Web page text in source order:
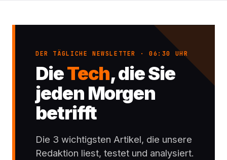
DER TÄGLICHE NEWSLETTER · 06:30 UHR
DieTech, die Sie
jeden Morgen
betrifft
Die 3 wichtigsten Artikel, die unsere
Redaktion liest, testet und analysiert.